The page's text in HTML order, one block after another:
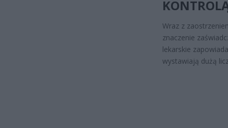
Wraz z
znaczenie
lekarskie
wystawiają dużą